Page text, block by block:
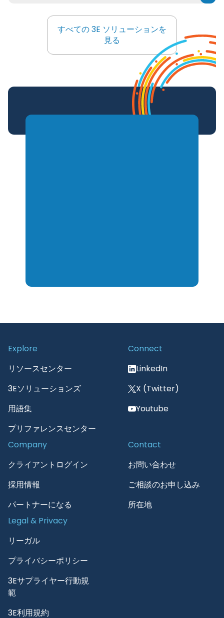
すべての 3E ソリューションを
見る
すべての 3E ソリューションを
Explore
リソースセンター
3Eソリューションズ
用語集
プリファレンスセンター
Connect
LinkedIn
X (Twitter)
Youtube
Company
クライアントログイン
採用情報
パートナーになる
Contact
お問い合わせ
ご相談のお申し込み
所在地
Legal & Privacy
リーガル
プライバシーポリシー
3Eサプライヤー行動規
範
3E利用規約